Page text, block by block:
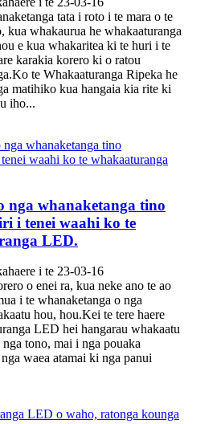
tata i roto i te mara o te
kua whakaurua he whakaaturanga
e kua whakaritea ki te huri i te
karakia korero ki o ratou
te Whakaaturanga Ripeka he
matihiko kua hangaia kia rite ki
iho...
nga whanaketanga tino
i tenei waahi ko te
LED.
i te 23-03-16
o enei ra, kua neke ano te ao
i te whanaketanga o nga
hou, hou.Kei te tere haere
LED hei hangarau whakaatu
nga tono, mai i nga pouaka
waea atamai ki nga panui